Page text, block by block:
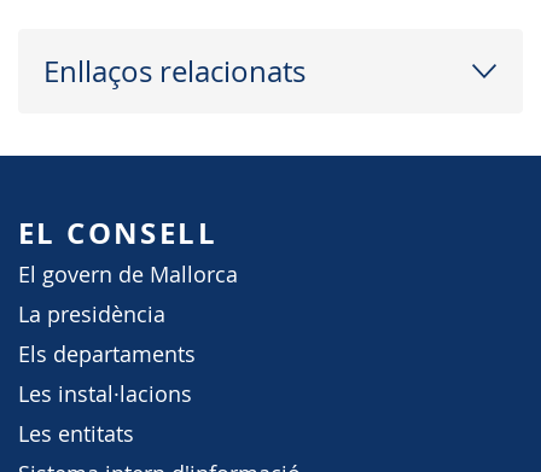
Enllaços relacionats
EL CONSELL
El govern de Mallorca
La presidència
Els departaments
Les instal·lacions
Les entitats